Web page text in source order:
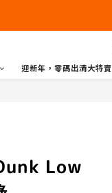
迎新年，零碼出清大特賣
Low